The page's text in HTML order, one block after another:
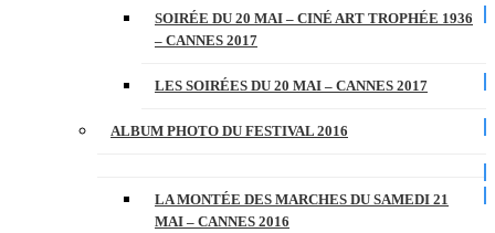
SOIRÉE DU 20 MAI – CINÉ ART TROPHÉE 1936
– CANNES 2017
LES SOIRÉES DU 20 MAI – CANNES 2017
ALBUM PHOTO DU FESTIVAL 2016
LA MONTÉE DES MARCHES DU SAMEDI 21
MAI – CANNES 2016